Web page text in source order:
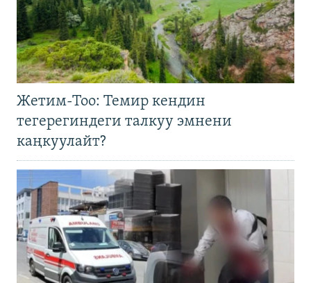
Жетим-Тоо: Темир кендин
тегерегиндеги талкуу эмнени
каңкуулайт?